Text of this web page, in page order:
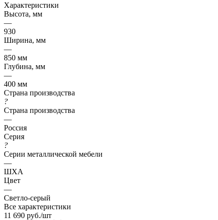
Характеристики
Высота, мм
—
930
Ширина, мм
—
850 мм
Глубина, мм
—
400 мм
Страна производства
?
Страна производства
—
Россия
Серия
?
Серии металлической мебели
—
ШХА
Цвет
—
Светло-серый
Все характеристики
11 690 руб./шт